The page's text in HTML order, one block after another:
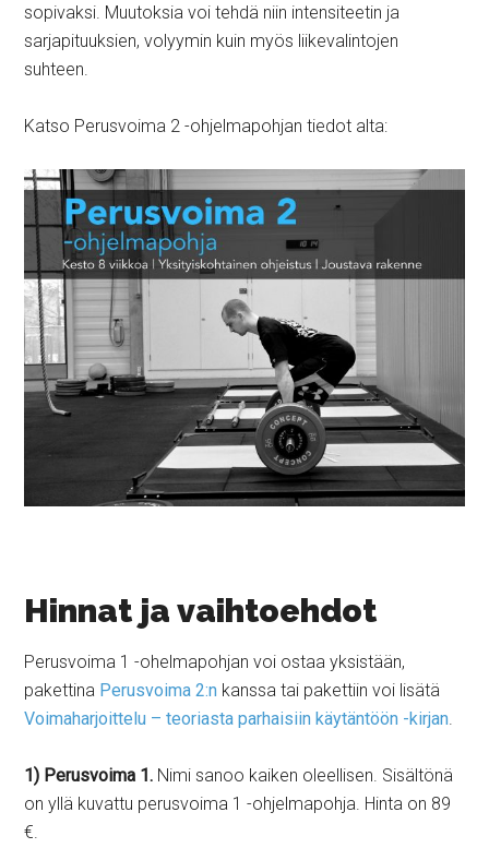
sopivaksi. Muutoksia voi tehdä niin intensiteetin ja
sarjapituuksien, volyymin kuin myös liikevalintojen
suhteen.
Katso Perusvoima 2 -ohjelmapohjan tiedot alta:
Hinnat ja vaihtoehdot
Perusvoima 1 -ohelmapohjan voi ostaa yksistään,
pakettina Perusvoima 2:n kanssa tai pakettiin voi lisätä
Voimaharjoittelu – teoriasta parhaisiin käytäntöön -kirjan.
1) Perusvoima 1. Nimi sanoo kaiken oleellisen. Sisältönä
on yllä kuvattu perusvoima 1 -ohjelmapohja. Hinta on 89
€.